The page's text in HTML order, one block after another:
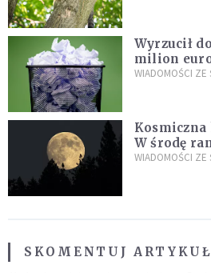
Wyrzucił
milion
WIADOMOŚCI ZE
Kosmiczna
W środę
WIADOMOŚCI ZE
SKOMENTUJ ARTYKUŁ